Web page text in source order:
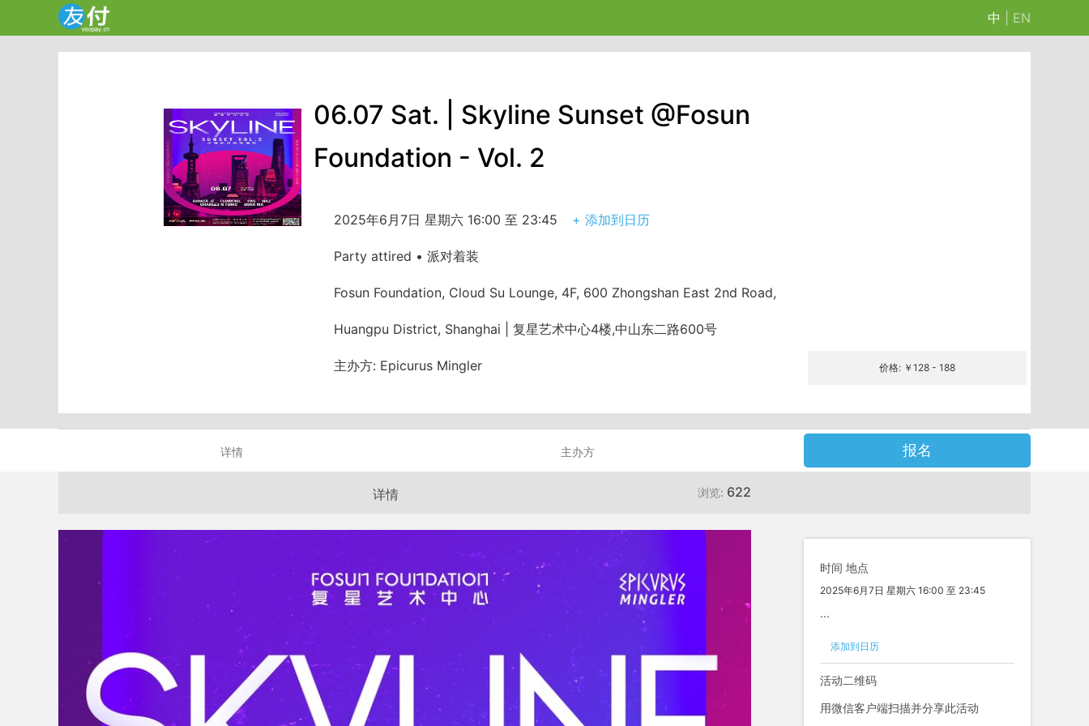
中 EN
06.07 Sat. | Skyline Sunset @Fosun
Foundation - Vol. 2
2025年6月7日 星期六 16:00 至 23:45 + 添加到日历
Party attired • 派对着装
Fosun Foundation, Cloud Su Lounge, 4F, 600 Zhongshan East 2nd Road,
Huangpu District, Shanghai | 复星艺术中心4楼,中山东二路600号
主办方: Epicurus Mingler 价格: ￥128 - 188
详情 主办方 报名
时间 地点
2025年6月7日 星期六 16:00 至 23:45
...
添加到日历
活动二维码
用微信客户端扫描并分享此活动
详情 浏览: 622